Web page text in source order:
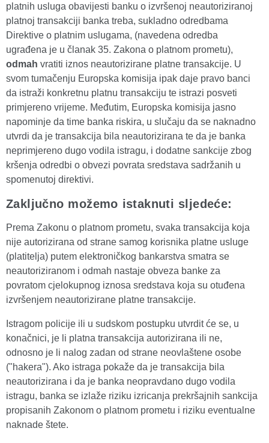
platnih usluga obavijesti banku o izvršenoj neautoriziranoj
platnoj transakciji banka treba, sukladno odredbama
Direktive o platnim uslugama, (navedena odredba
ugrađena je u članak 35. Zakona o platnom prometu),
odmah vratiti iznos neautorizirane platne transakcije. U
svom tumačenju Europska komisija ipak daje pravo banci
da istraži konkretnu platnu transakciju te istrazi posveti
primjereno vrijeme. Međutim, Europska komisija jasno
napominje da time banka riskira, u slučaju da se naknadno
utvrdi da je transakcija bila neautorizirana te da je banka
neprimjereno dugo vodila istragu, i dodatne sankcije zbog
kršenja odredbi o obvezi povrata sredstava sadržanih u
spomenutoj direktivi.
Zaključno možemo istaknuti sljedeće:
Prema Zakonu o platnom prometu, svaka transakcija koja
nije autorizirana od strane samog korisnika platne usluge
(platitelja) putem elektroničkog bankarstva smatra se
neautoriziranom i odmah nastaje obveza banke za
povratom cjelokupnog iznosa sredstava koja su otuđena
izvršenjem neautorizirane platne transakcije.
Istragom policije ili u sudskom postupku utvrdit će se, u
konačnici, je li platna transakcija autorizirana ili ne,
odnosno je li nalog zadan od strane neovlaštene osobe
("hakera"). Ako istraga pokaže da je transakcija bila
neautorizirana i da je banka neopravdano dugo vodila
istragu, banka se izlaže riziku izricanja prekršajnih sankcija
propisanih Zakonom o platnom prometu i riziku eventualne
naknade štete.